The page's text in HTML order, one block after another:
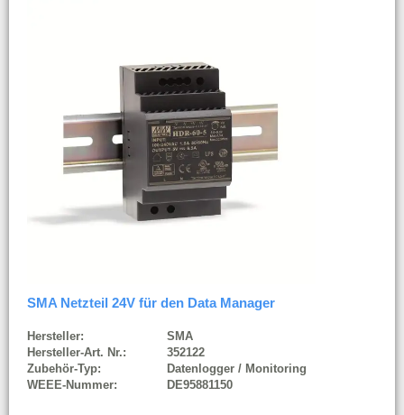
SMA Netzteil 24V für den Data Manager
Hersteller:
SMA
Hersteller-Art. Nr.:
352122
Zubehör-Typ:
Datenlogger / Monitoring
WEEE-Nummer:
DE95881150